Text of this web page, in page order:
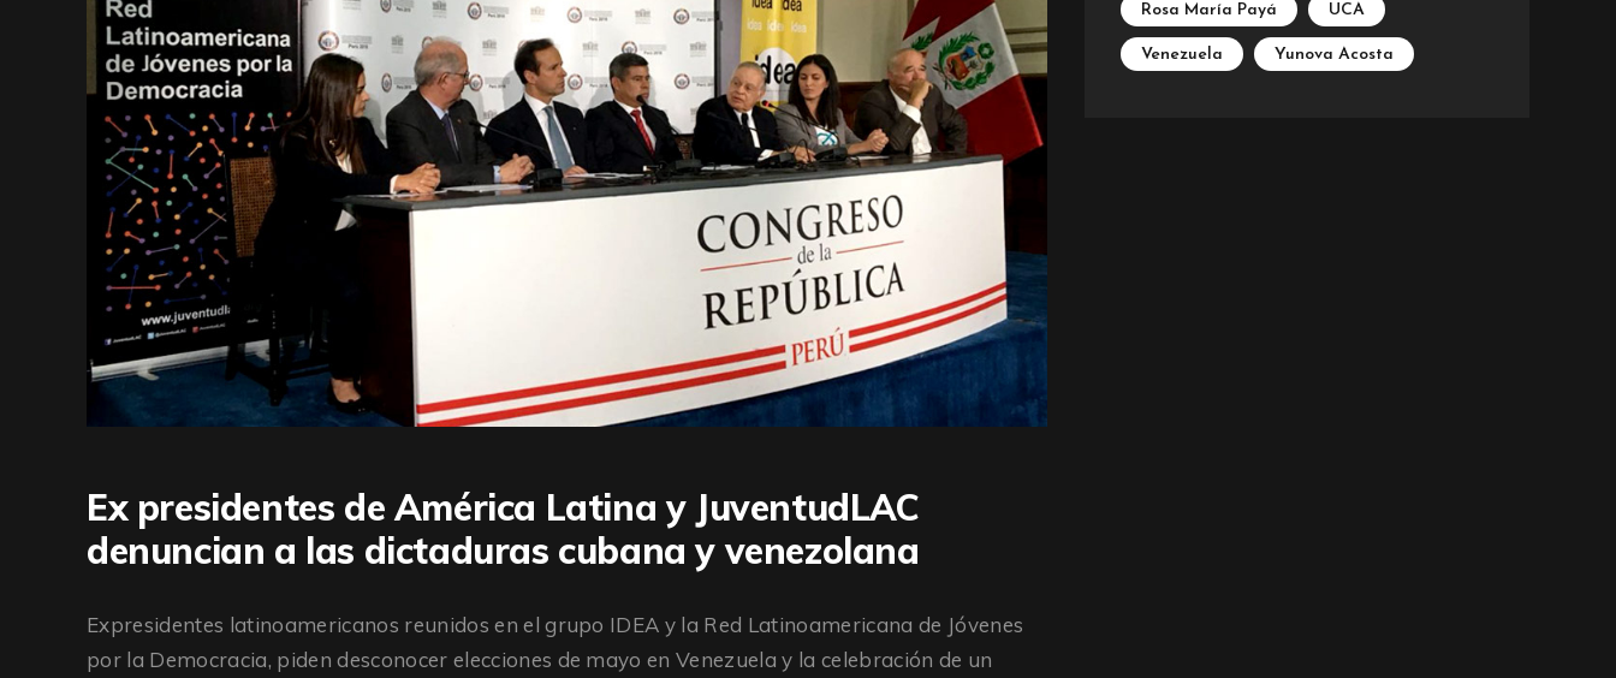
Ex presidentes de América Latina y JuventudLAC
denuncian a las dictaduras cubana y venezolana
Expresidentes latinoamericanos reunidos en el grupo IDEA y la Red Latinoamericana de Jóvenes
por la Democracia, piden desconocer elecciones de mayo en Venezuela y la celebración de un
Rosa María Payá UCA
Venezuela Yunova Acosta